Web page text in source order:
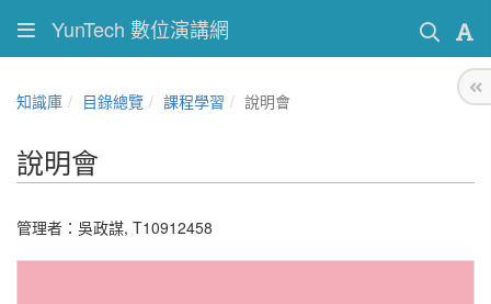
YunTech 數位演講網
知識庫 目錄總覽 課程學習 說明會
說明會
管理者：吳政謀, T10912458